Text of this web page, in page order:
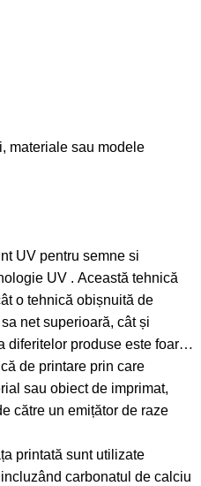
materiale sau modele
cât și
produse este foarte
de raze